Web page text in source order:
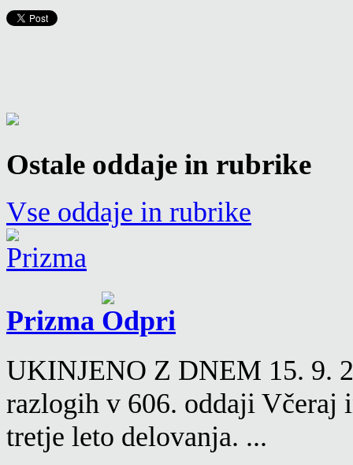
Ostale oddaje in rubrike
Vse oddaje in rubrike
Prizma
UKINJENO Z DNEM 15. 9.
razlogih v 606. oddaji Včeraj
tretje leto delovanja. ...